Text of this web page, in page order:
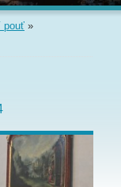
pouť »